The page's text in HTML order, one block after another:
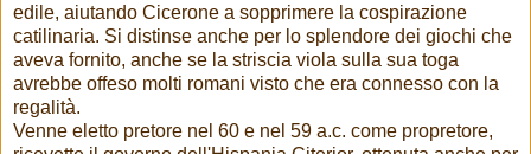
edile, aiutando Cicerone a sopprimere la cospirazione
catilinaria. Si distinse anche per lo splendore dei giochi che
aveva fornito, anche se la striscia viola sulla sua toga
avrebbe offeso molti romani visto che era connesso con la
regalità.
Venne eletto pretore nel 60 e nel 59 a.c. come propretore,